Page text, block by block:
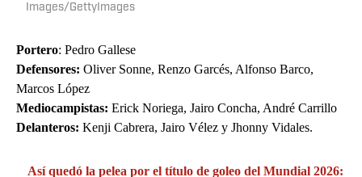
Images/GettyImages
Portero: Pedro Gallese
Defensores: Oliver Sonne, Renzo Garcés, Alfonso Barco,
Marcos López
Mediocampistas: Erick Noriega, Jairo Concha, André Carrillo
Delanteros: Kenji Cabrera, Jairo Vélez y Jhonny Vidales.
Así quedó la pelea por el título de goleo del Mundial 2026: